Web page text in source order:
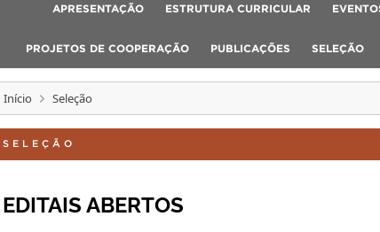
APRESENTAÇÃO ESTRUTURA CURRICULAR
PROJETOS DE COOPERAÇÃO PUBLICAÇÕES SELEÇÃO
Início Seleção
SELEÇÃO
EDITAIS ABERTOS